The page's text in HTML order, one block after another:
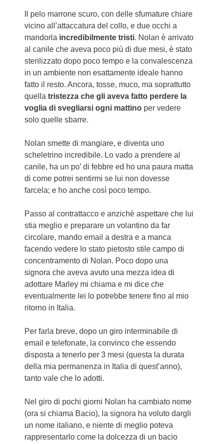
Il pelo marrone scuro, con delle sfumature chiare
vicino all’attaccatura del collo, e due occhi a
mandorla incredibilmente tristi. Nolan è arrivato
al canile che aveva poco più di due mesi, è stato
sterilizzato dopo poco tempo e la convalescenza
in un ambiente non esattamente ideale hanno
fatto il resto. Ancora, tosse, muco, ma soprattutto
quellatristezza che gli aveva fatto perdere la
voglia di svegliarsi ogni mattino per vedere
solo quelle sbarre.
Nolan smette di mangiare, e diventa uno
scheletrino incredibile. Lo vado a prendere al
canile, ha un po’ di febbre ed ho una paura matta
di come potrei sentirmi se lui non dovesse
farcela; e ho anche così poco tempo.
Passo al contrattacco e anzichè aspettare che lui
stia meglio e preparare un volantino da far
circolare, mando email a destra e a manca
facendo vedere lo stato pietosto stile campo di
concentramento di Nolan. Poco dopo una
signora che aveva avuto una mezza idea di
adottare Marley mi chiama e mi dice che
eventualmente lei lo potrebbe tenere fino al mio
ritorno in Italia.
Per farla breve, dopo un giro interminabile di
email e telefonate, la convinco che essendo
disposta a tenerlo per 3 mesi (questa la durata
della mia permanenza in Italia di quest’anno),
tanto vale che lo adotti.
Nel giro di pochi giorni Nolan ha cambiato nome
(ora si chiama Bacio), la signora ha voluto dargli
un nome italiano, e niente di meglio poteva
rappresentarlo come la dolcezza di un bacio